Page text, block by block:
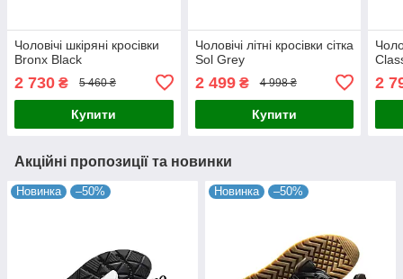
Чоловічі шкіряні кросівки
Bronx Black
2 730 ₴ 5 460 ₴
Купити
Чоловічі літні кросівки сітка
Sol Grey
2 499₴ 4 998 ₴
Купити
2
Акційні пропозиції та новинки
Новинка –50% Новинка –50%